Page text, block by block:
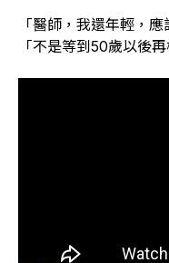
「醫師，我還年輕，
「不是等到50歲以後